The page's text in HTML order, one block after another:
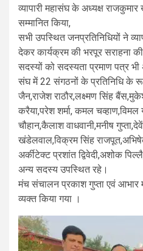
व्यापारी महासंघ के अध्यक्ष
सम्मानित किया,
सभी उपस्थित जनप्रतिनिधियों ने
देकर कार्यक्रम की भरपूर सराहना
सदस्यों को सदस्यता प्रमाण पत्र भी
संघ में 22 संगठनों के प्रतिनिधि के
जैन,राजेश राठौर,लक्ष्मण सिंह
करैया,परेश शर्मा, कमल
चौहान,कैलाश वाधवानी,मनीष
खंडेलवाल,विक्रम सिंह
अर्कीटेक्ट प्रशांत द्विवेदी,अशोक
अन्य सदस्य उपस्थित रहे।
मंच संचालन प्रकाश गुप्ता एवं आभार
व्यक्त किया गया ।